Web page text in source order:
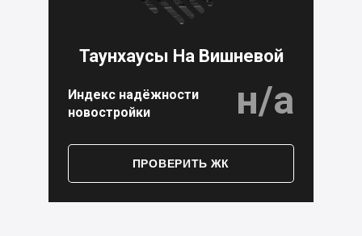
Таунхаусы На Вишневой
Индекс надёжности
новостройки
н/а
ПРОВЕРИТЬ ЖК